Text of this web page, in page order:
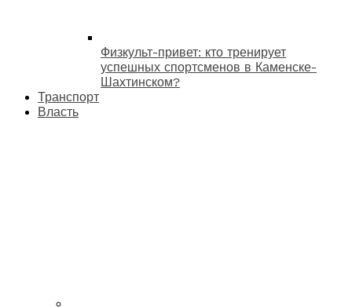
Физкульт-привет: кто тренирует
успешных спортсменов в Каменске-
Шахтинском?
Транспорт
Власть